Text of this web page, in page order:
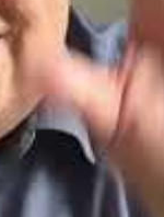
können Sie
inhaltlich